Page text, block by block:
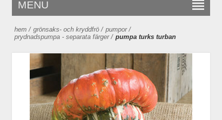
MENU
hem / grönsaks- och kryddfrö / pumpor /
prydnadspumpa - separata färger / pumpa turks turban